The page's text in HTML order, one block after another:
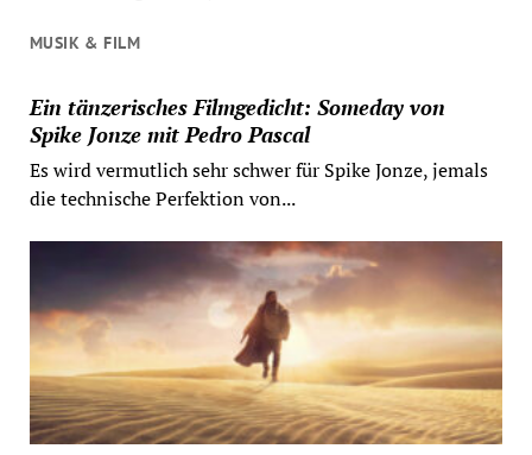
MUSIK & FILM
Ein tänzerisches Filmgedicht: Someday von
Spike Jonze mit Pedro Pascal
Es wird vermutlich sehr schwer für Spike Jonze, jemals
die technische Perfektion von...